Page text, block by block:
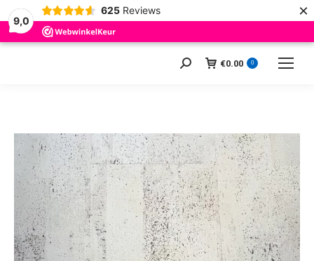
9,0
625 Reviews ×
Zoeken: €0.00 0